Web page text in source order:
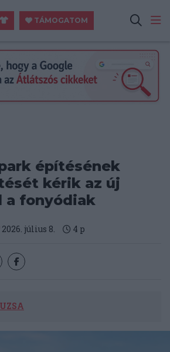
TÁMOGATOM
építésének
kérik az új
a fonyódiak
2026. július 8. 4 p